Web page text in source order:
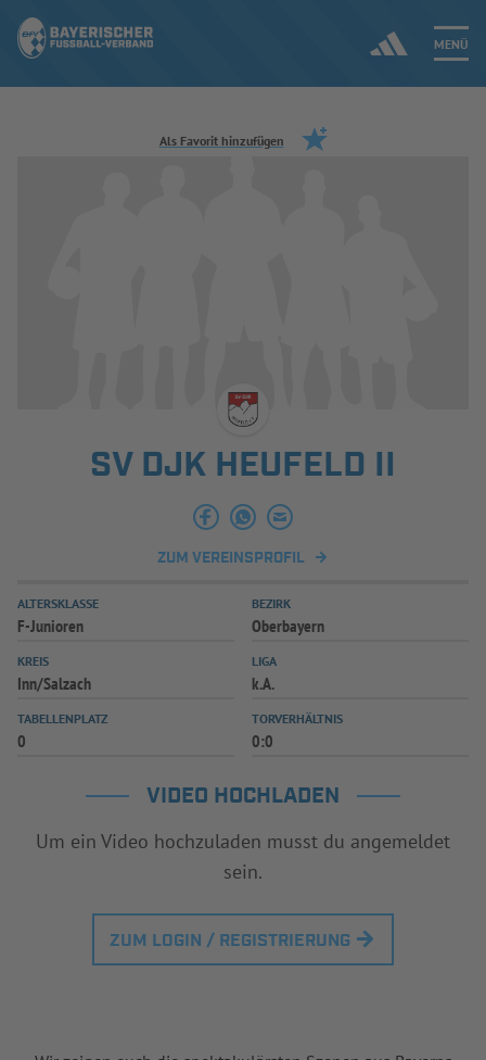
MENÜ
Jetzt einloggen
INFOTHEK SPIELPLUS
Als Favorit hinzufügen
SV DJK HEUFELD II
ZUM VEREINSPROFIL
ALTERSKLASSE
F-Junioren
BEZIRK
Oberbayern
KREIS
Inn/Salzach
LIGA
k.A.
TABELLENPLATZ
0
TORVERHÄLTNIS
0:0
VIDEO HOCHLADEN
Um ein Video hochzuladen musst du angemeldet
sein.
ZUM LOGIN / REGISTRIERUNG